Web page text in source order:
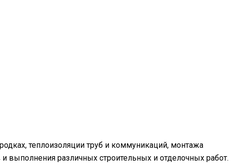
теплоизоляции труб и коммуникаций, монтажа
выполнения различных строительных и отделочных работ.